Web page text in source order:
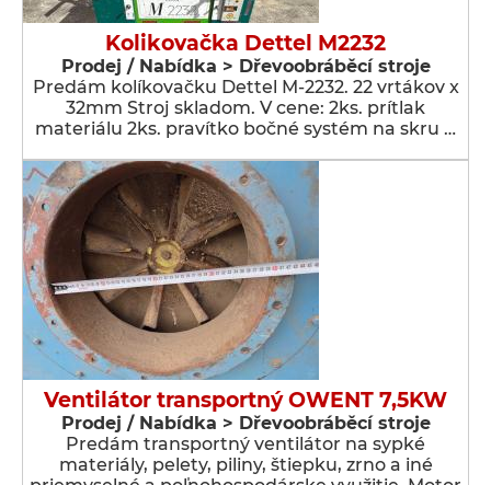
Kolikovačka Dettel M2232
Prodej / Nabídka > Dřevoobráběcí stroje
Predám kolíkovačku Dettel M-2232. 22 vrtákov x
32mm Stroj skladom. V cene: 2ks. prítlak
materiálu 2ks. pravítko bočné systém na skru …
Ventilátor transportný OWENT 7,5KW
Prodej / Nabídka > Dřevoobráběcí stroje
Predám transportný ventilátor na sypké
materiály, pelety, piliny, štiepku, zrno a iné